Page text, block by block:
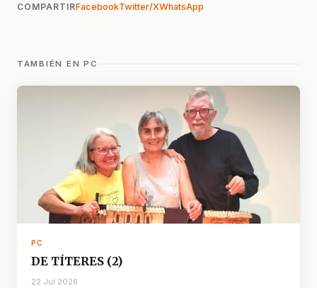
COMPARTIRFacebookTwitter/XWhatsApp
TAMBIÉN EN PC
PC
DE TÍTERES (2)
22 Jul 2026